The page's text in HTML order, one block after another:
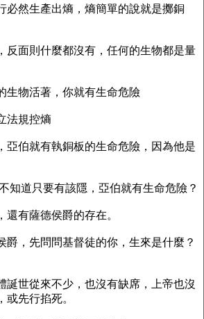
必然生產出熵，熵簡單的說就是擲銅
反面則什麼都沒有，任何的生物都是量
生物活著，你就有生命危險
法規控熵
亞伯就有執銅板的生命危險，因為他是
知道只要有該隱，亞伯就有生命危險？
有薩德侯爵的存在。
爵，先問問基督徒的你，生來是什麼？
誕世從來不少，也沒有缺席，上帝也沒
先行掐死。